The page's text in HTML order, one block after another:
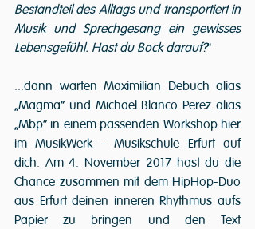
Bestandteil des Alltags und transportiert in
Musik und Sprechgesang ein gewisses
Lebensgefühl. Hast du Bock darauf?"
...dann warten Maximilian Debuch alias
„Magma“ und Michael Blanco Perez alias
„Mbp“ in einem passenden Workshop hier
im MusikWerk - Musikschule Erfurt auf
dich. Am 4. November 2017 hast du die
Chance zusammen mit dem HipHop-Duo
aus Erfurt deinen inneren Rhythmus aufs
Papier zu bringen und den Text